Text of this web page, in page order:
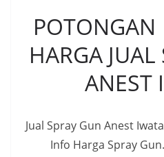
HARGA
ANEST
Jual Spray Gun Anest
Info Harga Spray